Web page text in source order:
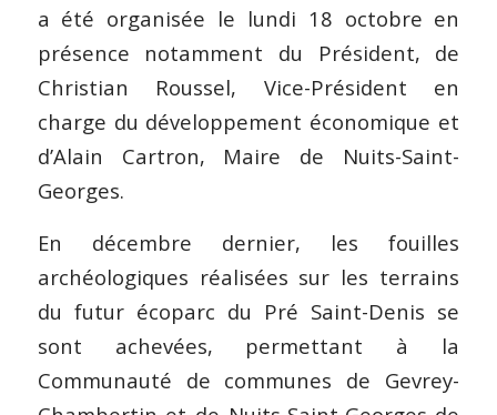
a été organisée le lundi 18 octobre en
présence notamment du Président, de
Christian Roussel, Vice-Président en
charge du développement économique et
d’Alain Cartron, Maire de Nuits-Saint-
Georges.
En décembre dernier, les fouilles
archéologiques réalisées sur les terrains
du futur écoparc du Pré Saint-Denis se
sont achevées, permettant à la
Communauté de communes de Gevrey-